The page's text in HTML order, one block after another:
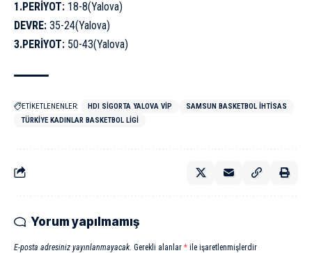
1.PERİYOT: 18-8(Yalova)
DEVRE: 35-24(Yalova)
3.PERİYOT: 50-43(Yalova)
ETİKETLENENLER: HDI SIGORTA YALOVA VİP
SAMSUN BASKETBOL İHTISAS
TÜRKIYE KADINLAR BASKETBOL LIGI
Yorum yapılmamış
E-posta adresiniz yayınlanmayacak. Gerekli alanlar * ile işaretlenmişlerdir